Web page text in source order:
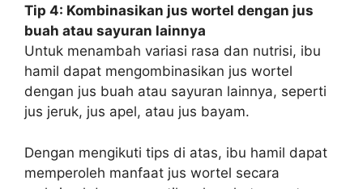
Tip 4: Kombinasikan jus wortel dengan jus
buah atau sayuran lainnya
Untuk menambah variasi rasa dan nutrisi, ibu
hamil dapat mengombinasikan jus wortel
dengan jus buah atau sayuran lainnya, seperti
jus jeruk, jus apel, atau jus bayam.
Dengan mengikuti tips di atas, ibu hamil dapat
memperoleh manfaat jus wortel secara